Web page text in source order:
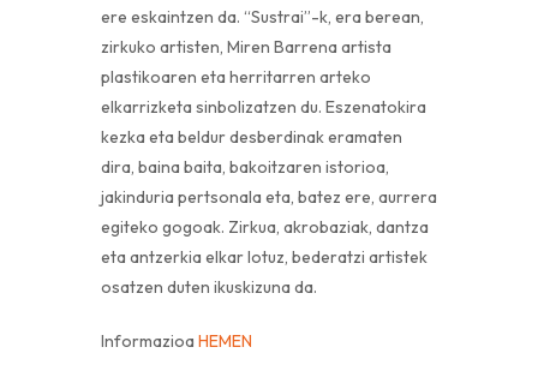
ere eskaintzen da. “Sustrai”-k, era berean,
zirkuko artisten, Miren Barrena artista
plastikoaren eta herritarren arteko
elkarrizketa sinbolizatzen du. Eszenatokira
kezka eta beldur desberdinak eramaten
dira, baina baita, bakoitzaren istorioa,
jakinduria pertsonala eta, batez ere, aurrera
egiteko gogoak. Zirkua, akrobaziak, dantza
eta antzerkia elkar lotuz, bederatzi artistek
osatzen duten ikuskizuna da.
Informazioa HEMEN